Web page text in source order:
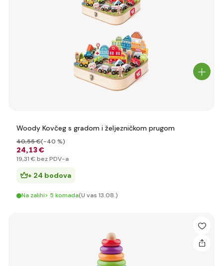
Woody Kovčeg s gradom i željezničkom prugom
24,13 €
40,55 €(-40 %)
19,31 € bez PDV-a
+ 24 bodova
Na zalihi> 5 komada(U vas 13.08.)